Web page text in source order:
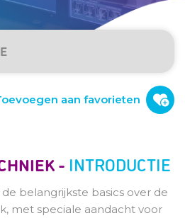
aan favorieten
- INTRODUCTIE
belangrijkste basics over de
met speciale aandacht voor